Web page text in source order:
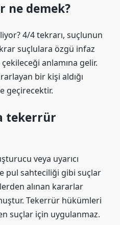
ne demek?
4/4 tekrarı, suçlunun
suçlulara özgü infaz
anlamına gelir.
bir kişi aldığı
geçirecektir.
tekerrür
veya uyarıcı
pul sahteciliği gibi suçlar
alınan kararlar
Tekerrür hükümleri
suçlar için uygulanmaz.